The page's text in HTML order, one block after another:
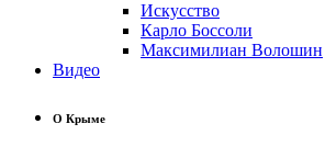
Искусство
Карло Боссоли
Максимилиан Волошин
Видео
О Крыме